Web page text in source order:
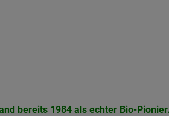
bereits 1984 als echter Bio-